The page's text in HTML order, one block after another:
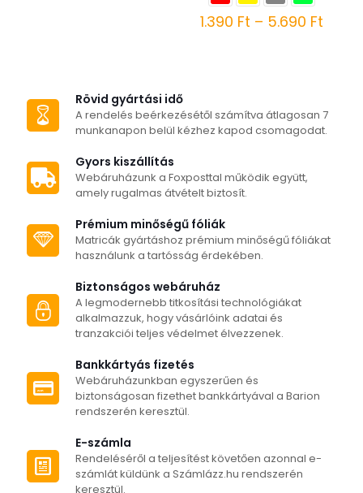
1.390 Ft – 5.690 Ft
van.
A
termékoldalon
Rövid gyártási idő
A rendelés beérkezésétől számítva átlagosan 7
munkanapon belül kézhez kapod csomagodat.
Gyors kiszállítás
Webáruházunk a Foxposttal működik együtt,
amely rugalmas átvételt biztosít.
Prémium minőségű fóliák
Matricák gyártáshoz prémium minőségű fóliákat
használunk a tartósság érdekében.
Biztonságos webáruház
A legmodernebb titkosítási technológiákat
alkalmazzuk, hogy vásárlóink adatai és
tranzakciói teljes védelmet élvezzenek.
Bankkártyás fizetés
Webáruházunkban egyszerűen és
biztonságosan fizethet bankkártyával a Barion
rendszerén keresztül.
E-számla
Rendeléséről a teljesítést követően azonnal e-
számlát küldünk a Számlázz.hu rendszerén
keresztül.